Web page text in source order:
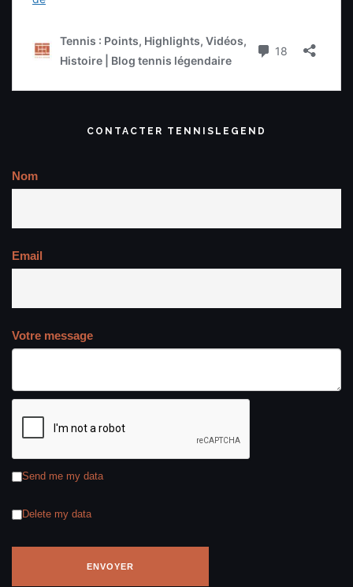
CONTACTER TENNISLEGEND
Nom
Email
Votre message
Send me my data
Delete my data